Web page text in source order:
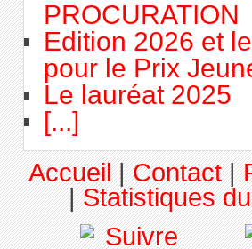
PROCURATION
Edition 2026 et
pour le Prix
Le lauréat 2025
[...]
Accueil|Contact|
|Statistiques